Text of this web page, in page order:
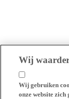
Wij
Wij gebruiken
onze website zich